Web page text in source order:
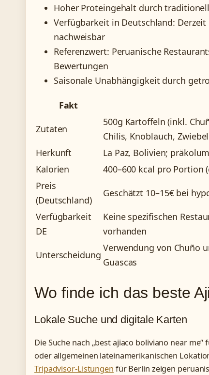
Hoher Proteingehalt durch
Verfügbarkeit in Deutschland:
nachweisbar
Referenzwert: Peruanische
Bewertungen
Saisonale Unabhängigkeit durch
Fakt
Zutaten
500g Kartoffeln (inkl.
Chilis, Knoblauch,
Herkunft
La Paz, Bolivien;
Kalorien
400–600 kcal pro Portion
Preis
(Deutschland)
Geschätzt 10–15€ bei
Verfügbarkeit
DE
Keine spezifischen
vorhanden
Unterscheidung
Verwendung von Chuño
Guascas
Wo finde ich das beste
Lokale Suche und digitale Karten
Die Suche nach „best ajiaco boliviano near
oder allgemeinen lateinamerikanischen
Tripadvisor-Listungen für Berlin zeigen